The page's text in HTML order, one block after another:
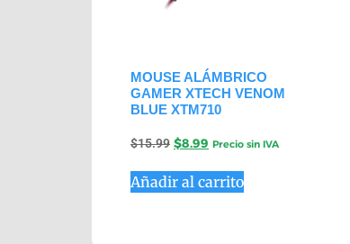
MOUSE ALÁMBRICO
GAMER XTECH VENOM
BLUE XTM710
$15.99 $8.99 Precio sin IVA
Añadir al carrito